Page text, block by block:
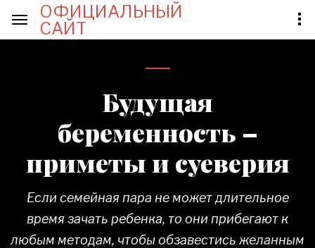
ОФИЦИАЛЬНЫЙ
САЙТ
Будущая
беременность –
приметы и суеверия
Если семейная пара не может длительное
время зачать ребенка, то они прибегают к
любым методам, чтобы обзавестись желанным